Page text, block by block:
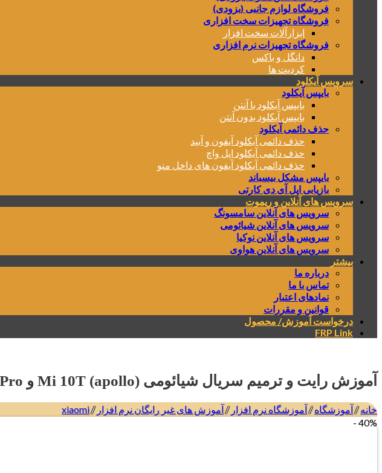
فروشگاه لوازم جانبی (بزودی)
فروشگاه تجهیزات سخت افزاری
ابزارآلات سخت افزار
فروشگاه تجهیزات نرم افزاری
دانگل و باکس
کردیت ها
سرویس آیکلود
بایپس آیکلود
بایپس آیکلود با آنتن
بایپس آیکلود بدون آنتن
حذف دائمی آیکلود
حذف دائمی آیکلود آیفون و آیپد
حذف دائمی آیکلود اپل واچ
حذف دائمی آیکلود آیفون های داخل منو
بایپس مشکل بیسباند
بازیابی اپل آی دی کارتی
سرویس های آنلاین و ریموت
سرویس های آنلاین سامسونگ
سرویس های آنلاین شیائومی
سرویس های آنلاین نوکیا
سرویس های آنلاین هواوی
بیشتر
درباره ما
تماس با ما
نمادهای اعتبار
قوانین و مقررات
درخواست آموزش/ محصول
FRP Link
آموزش رایت و ترمیم سریال شیائومی (apollo) Mi 10T و Mi 10T Pro هر دو سیم (روش جدید)
خانه /آموزشگاه /آموزشگاه نرم افزار /آموزش های غیر رایگان نرم افزار /
xiaomi
40% -